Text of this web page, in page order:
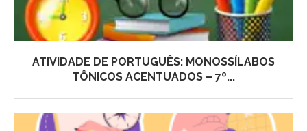
ATIVIDADE DE PORTUGUÊS: MONOSSÍLABOS
TÔNICOS ACENTUADOS – 7º...